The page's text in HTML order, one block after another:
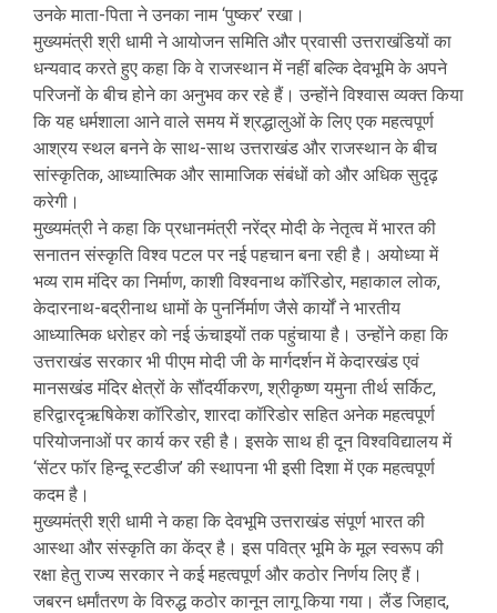
उनके माता-पिता ने उनका नाम ‘पुष्कर’ रखा।
मुख्यमंत्री श्री धामी ने आयोजन समिति और प्रवासी उत्तराखंडियों का
धन्यवाद करते हुए कहा कि वे राजस्थान में नहीं बल्कि देवभूमि के अपने
परिजनों के बीच होने का अनुभव कर रहे हैं। उन्होंने विश्वास व्यक्त किया
कि यह धर्मशाला आने वाले समय में श्रद्धालुओं के लिए एक महत्वपूर्ण
आश्रय स्थल बनने के साथ-साथ उत्तराखंड और राजस्थान के बीच
सांस्कृतिक, आध्यात्मिक और सामाजिक संबंधों को और अधिक सुदृढ़
करेगी।
मुख्यमंत्री ने कहा कि प्रधानमंत्री नरेंद्र मोदी के नेतृत्व में भारत की
सनातन संस्कृति विश्व पटल पर नई पहचान बना रही है। अयोध्या में
भव्य राम मंदिर का निर्माण, काशी विश्वनाथ कॉरिडोर, महाकाल लोक,
केदारनाथ-बद्रीनाथ धामों के पुनर्निर्माण जैसे कार्यों ने भारतीय
आध्यात्मिक धरोहर को नई ऊंचाइयों तक पहुंचाया है। उन्होंने कहा कि
उत्तराखंड सरकार भी पीएम मोदी जी के मार्गदर्शन में केदारखंड एवं
मानसखंड मंदिर क्षेत्रों के सौंदर्यीकरण, श्रीकृष्ण यमुना तीर्थ सर्किट,
हरिद्वारदृऋषिकेश कॉरिडोर, शारदा कॉरिडोर सहित अनेक महत्वपूर्ण
परियोजनाओं पर कार्य कर रही है। इसके साथ ही दून विश्वविद्यालय में
‘सेंटर फॉर हिन्दू स्टडीज’ की स्थापना भी इसी दिशा में एक महत्वपूर्ण
कदम है।
मुख्यमंत्री श्री धामी ने कहा कि देवभूमि उत्तराखंड संपूर्ण भारत की
आस्था और संस्कृति का केंद्र है। इस पवित्र भूमि के मूल स्वरूप की
रक्षा हेतु राज्य सरकार ने कई महत्वपूर्ण और कठोर निर्णय लिए हैं।
जबरन धर्मांतरण के विरुद्ध कठोर कानून लागू किया गया। लैंड जिहाद,